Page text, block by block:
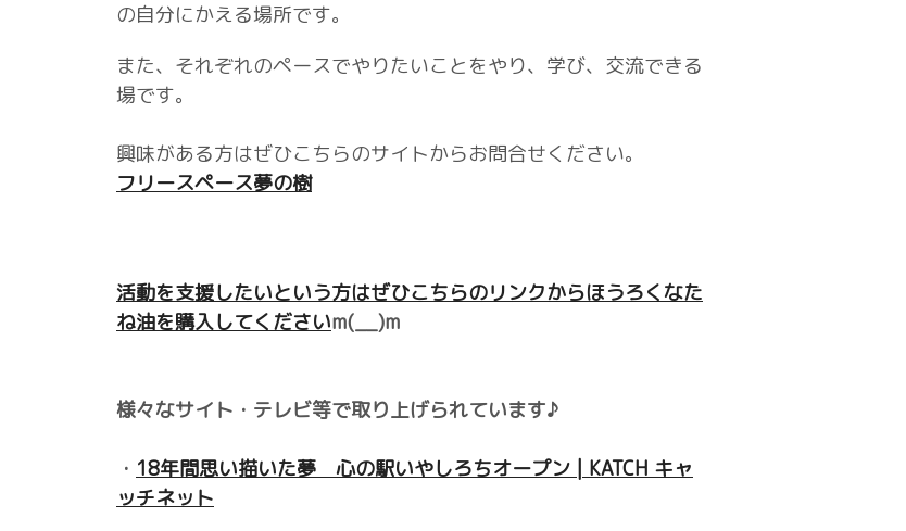
の自分にかえる場所です。
また、それぞれのペースでやりたいこと​をやり、学び、交流できる
場です。
興味がある方はぜひこちらのサイトからお問合せください。
フリースペース夢の樹
活動を支援したいという方はぜひこちらのリンクからほうろくなた
ね油を購入してくださいm(__)m
様々なサイト・テレビ等で取り上げられています♪
・ 18年間思い描いた夢 心の駅いやしろちオープン | KATCH キャ
ッチネット